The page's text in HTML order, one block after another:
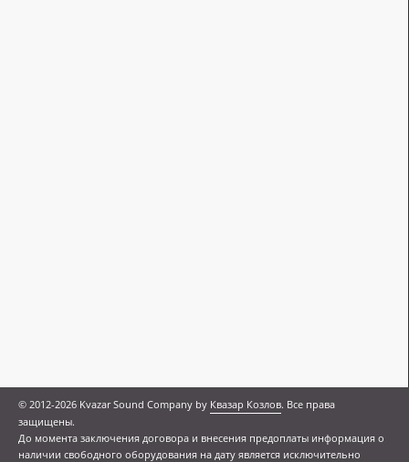
© 2012-2026 Kvazar Sound Company by Квазар Козлов. Все права
защищены.
До момента заключения договора и внесения предоплаты информация о
наличии свободного оборудования на дату является исключительно